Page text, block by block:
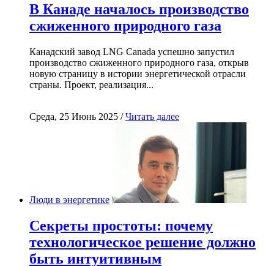
В Канаде началось производство
сжиженного природного газа
Канадский завод LNG Canada успешно запустил
производство сжиженного природного газа, открыв
новую страницу в истории энергетической отрасли
страны. Проект, реализация...
Среда, 25 Июнь 2025 /Читать далее
Люди в энергетике
Секреты простоты: почему
технологическое решение должно
быть интуитивным